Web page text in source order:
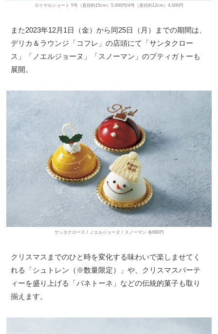
ロイヤルショート 5号（直径約15cm）5,000円/4号（直径約12cm）4,000円
また2023年12月1日（金）から同25日（月）までの期間は、
デリカ＆ラウンジ「コフレ」の店頭にて「サンタクロー
ス」「ノエルジョーヌ」「スノーマン」のプティガトーも
展開。
サンタクロース / ノエルジョーヌ / スノーマン 各680円
クリスマスまでのひと時を変化する味わいで楽しませてく
れる「シュトレン（※数量限定）」や、クリスマスパーテ
ィーを盛り上げる「パネトーネ」などの伝統的菓子も取り
揃えます。